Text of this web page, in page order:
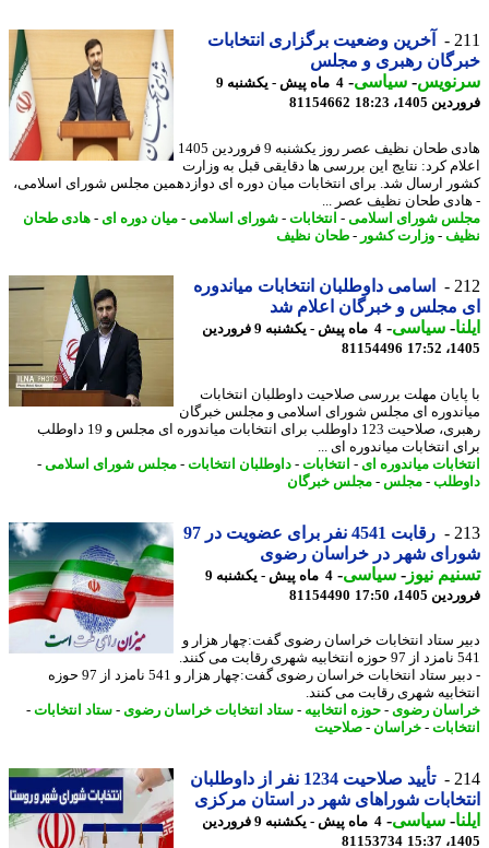
آخرین وضعیت برگزاری انتخابات
رهبری و مجلس
-سیاسی-
4 ماه پیش - یکشنبه 9
1405، 18:23
81154662
هادی طحان نظیف عصر روز یکشنبه 9 فروردین 1405
کرد: نتایج این بررسی ها دقایقی قبل به وزارت
ارسال شد. برای انتخابات میان دوره ای دوازدهمین مجلس شورای اسلامی،
طحان نظیف عصر ...
شورای اسلامی-انتخابات-شورای اسلامی-میان دوره ای - هادی طحان
-وزارت کشور-طحان نظیف
اسامی داوطلبان انتخابات میاندوره
مجلس و خبرگان اعلام شد
-سیاسی-
4 ماه پیش - یکشنبه 9 فروردین
81154496
مهلت بررسی صلاحیت داوطلبان انتخابات
ای مجلس شورای اسلامی و مجلس خبرگان
رهبری، صلاحیت 123 داوطلب برای انتخابات میاندوره ای مجلس و 19 داوطلب
انتخابات میاندوره ای ...
میاندوره ای - انتخابات-داوطلبان انتخابات-مجلس شورای اسلامی-
-مجلس-مجلس خبرگان
رقابت 4541 نفر برای عضویت در 97
شهر در خراسان رضوی
نیوز-سیاسی-
4 ماه پیش - یکشنبه 9
1405، 17:50
81154490
ستاد انتخابات خراسان رضوی گفت:چهار هزار و
541 نامزد از 97 حوزه انتخابیه شهری رقابت می کنند.
- دبیر ستاد انتخابات خراسان رضوی گفت:چهار هزار و 541 نامزد از 97 حوزه
شهری رقابت می کنند.
رضوی-حوزه انتخابیه-ستاد انتخابات خراسان رضوی-ستاد انتخابات-
-خراسان-صلاحیت
تأیید صلاحیت 1234 نفر از داوطلبان
شوراهای شهر در استان مرکزی
-سیاسی-
4 ماه پیش - یکشنبه 9 فروردین
81153734